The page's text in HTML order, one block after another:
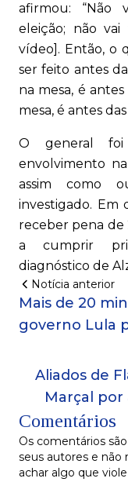
afirmou: “Não
eleição; não
vídeo]. Então, o
ser feito antes
na mesa, é
mesa, é antes
O general
envolvimento
assim como
investigado. Em
receber pena de
a cumprir
diagnóstico de
Notícia anterior
Mais de 20
governo Lula
Aliados de
Marçal por
Comentários
Os comentários
seus autores e não
achar algo que